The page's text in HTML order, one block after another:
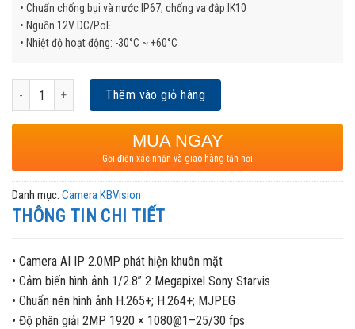
• Chuẩn chống bụi và nước IP67, chống va đập IK10
• Nguồn 12V DC/PoE
• Nhiệt độ hoạt động: -30°C ~ +60°C
Camera KBVISION KX-DAi2204N số lượng
Thêm vào giỏ hàng
MUA NGAY
Gọi điện xác nhận và giao hàng tận nơi
Danh mục: Camera KBVision
THÔNG TIN CHI TIẾT
• Camera AI IP 2.0MP phát hiện khuôn mặt
• Cảm biến hình ảnh 1/2.8” 2 Megapixel Sony Starvis
• Chuẩn nén hình ảnh H.265+; H.264+; MJPEG
• Độ phân giải 2MP 1920 × 1080@1–25/30 fps